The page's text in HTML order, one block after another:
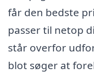
får den bedste
passer til netop
står overfor
blot søger at